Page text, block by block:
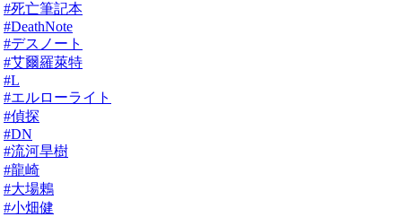
#死亡筆記本
#DeathNote
#デスノート
#艾爾羅萊特
#L
#エルローライト
#偵探
#DN
#流河旱樹
#龍崎
#大場鶇
#小畑健